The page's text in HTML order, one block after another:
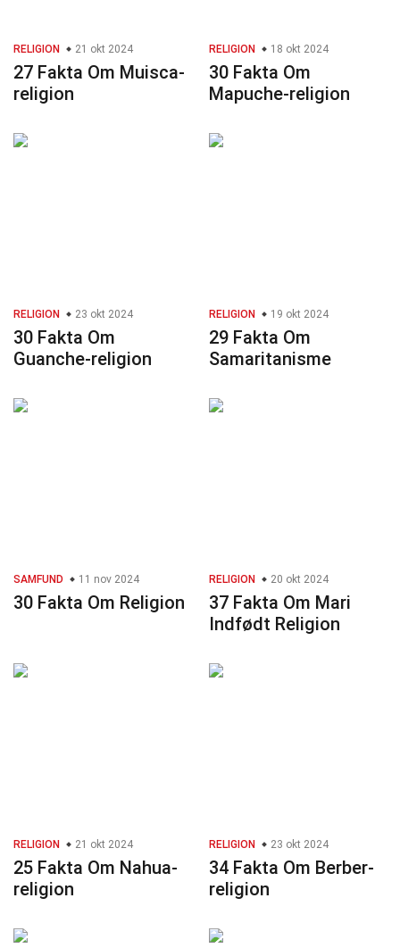
RELIGION 21 okt 2024
27 Fakta Om Muisca-
religion
RELIGION 18 okt 2024
30 Fakta Om
Mapuche-religion
RELIGION 23 okt 2024
30 Fakta Om
Guanche-religion
RELIGION 19 okt 2024
29 Fakta Om
Samaritanisme
SAMFUND 11 nov 2024
30 Fakta Om Religion
RELIGION 20 okt 2024
37 Fakta Om Mari
Indfødt Religion
RELIGION 21 okt 2024
25 Fakta Om Nahua-
religion
RELIGION 23 okt 2024
34 Fakta Om Berber-
religion